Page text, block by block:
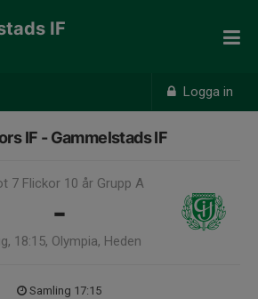
Logga in
IF
IF - Gammelstads IF
7 Flickor 10 år Grupp A
-
18:15, Olympia, Heden
Samling 17:15